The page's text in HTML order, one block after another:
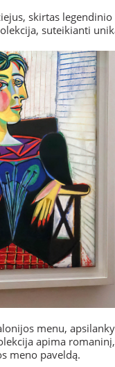
skirtas
suteikianti
menu,
apima
meno paveldą.